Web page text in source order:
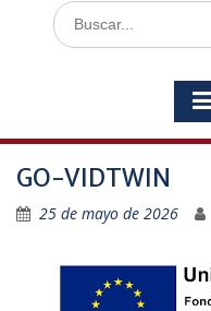
Buscar:
GO-VIDTWIN
25 de mayo de 2026